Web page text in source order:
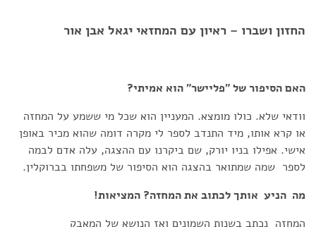
החזון ושברו – ראיון עם המחזאי יגאל אבן אור
האם הסיפור של "פליישר" הוא אמיתי?
וודאי שלא. כולו מומצא. המעניין הוא שכל מי ששמע על המחזה
או קרא אותו, מיד התנדב לספר לי מקרה דומה שהוא מכיר באופן
אישי. אפילו בניו יורק, שם ביקרנו עם ההצגה, עלה אדם לבמה
לספר שמה שמתואר בהצגה הוא הסיפור של משפחתו בברוקלין.
מה הניע אותך לכתוב את המחזה? המציאות!
המחזה נכתב בשנות השמונים ואז הנושא של המאבק